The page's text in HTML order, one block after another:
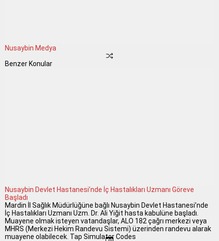
Nusaybin Medya
Benzer Konular
Nusaybin Devlet Hastanesi’nde İç Hastalıkları Uzmanı Göreve
Başladı
Mardin İl Sağlık Müdürlüğüne bağlı Nusaybin Devlet Hastanesi’nde
İç Hastalıkları Uzmanı Uzm. Dr. Ali Yiğit hasta kabulüne başladı.
Muayene olmak isteyen vatandaşlar, ALO 182 çağrı merkezi veya
MHRS (Merkezi Hekim Randevu Sistemi) üzerinden randevu alarak
muayene olabilecek. Tap Simulator Codes